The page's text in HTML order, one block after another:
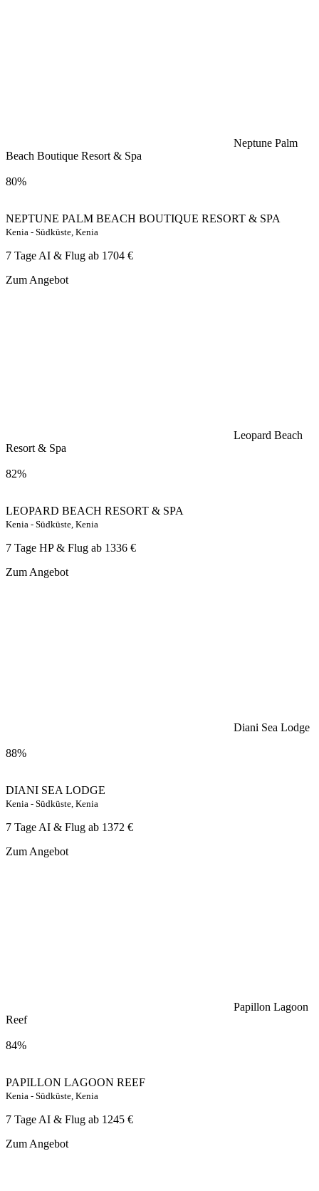
Neptune Palm
Beach Boutique Resort & Spa
80%
NEPTUNE PALM BEACH BOUTIQUE RESORT & SPA
Kenia - Südküste, Kenia
7 Tage AI & Flug ab 1704 €
Zum Angebot
Leopard Beach
Resort & Spa
82%
LEOPARD BEACH RESORT & SPA
Kenia - Südküste, Kenia
7 Tage HP & Flug ab 1336 €
Zum Angebot
Diani Sea Lodge
88%
DIANI SEA LODGE
Kenia - Südküste, Kenia
7 Tage AI & Flug ab 1372 €
Zum Angebot
Papillon Lagoon
Reef
84%
PAPILLON LAGOON REEF
Kenia - Südküste, Kenia
7 Tage AI & Flug ab 1245 €
Zum Angebot